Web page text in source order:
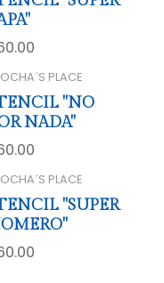
PLACE
"NO
NADA"
PLACE
"SUPER